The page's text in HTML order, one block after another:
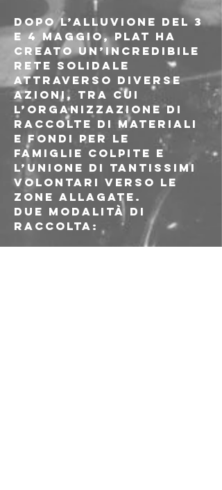
Dopo l’alluvione del 3
e 4 maggio, PLAT ha
creato un’incredibile
rete solidale
attraverso diverse
azioni, tra cui
l’organizzazione di
raccolte di materiali
e fondi per le
famiglie colpite e
l’unione di tantissimi
volontari verso le
zone allagate.
Due modalità di
raccolta: